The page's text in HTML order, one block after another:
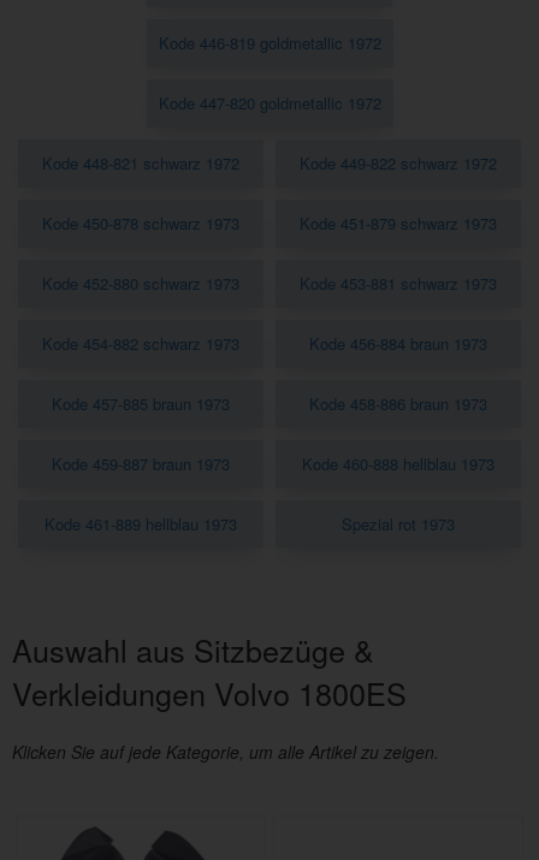
Kode 446-819 goldmetallic 1972
Kode 447-820 goldmetallic 1972
Kode 448-821 schwarz 1972 Kode 449-822 schwarz 1972
Kode 450-878 schwarz 1973 Kode 451-879 schwarz 1973
Kode 452-880 schwarz 1973 Kode 453-881 schwarz 1973
Kode 454-882 schwarz 1973 Kode 456-884 braun 1973
Kode 457-885 braun 1973 Kode 458-886 braun 1973
Kode 459-887 braun 1973 Kode 460-888 hellblau 1973
Kode 461-889 hellblau 1973 Spezial rot 1973
Auswahl aus Sitzbezüge &
Verkleidungen Volvo 1800ES
Klicken Sie auf jede Kategorie, um alle Artikel zu zeigen.